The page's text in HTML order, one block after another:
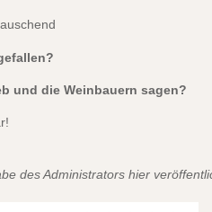
und die Weinbauern sagen?
des Administrators hier